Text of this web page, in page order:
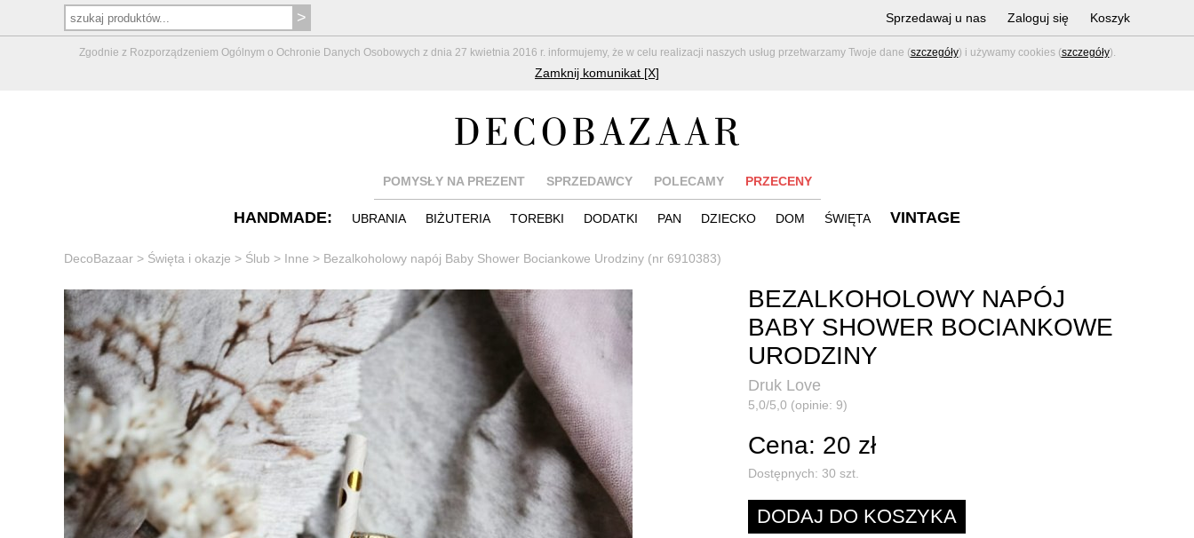
Zgodnie z Rozporządzeniem Ogólnym o Ochronie Danych Osobowych z dnia 27 kwietnia 2016 r. informujemy, że w celu realizacji naszych usług przetwarzamy Twoje dane (szczegóły) i używamy cookies (szczegóły).
Zamknij komunikat [X]
Sprzedawaj u nas Zaloguj się Koszyk
POMYSŁY NA PREZENT SPRZEDAWCY POLECAMY PRZECENY
HANDMADE: UBRANIA BIŻUTERIA TOREBKI DODATKI PAN DZIECKO DOM ŚWIĘTA VINTAGE
DecoBazaar > Święta i okazje > Ślub > Inne > Bezalkoholowy napój Baby Shower Bociankowe Urodziny (nr 6910383)
BEZALKOHOLOWY NAPÓJ
BABY SHOWER BOCIANKOWE
URODZINY
Druk Love
5,0/5,0 (opinie: 9)
Cena: 20 zł
Dostępnych: 30 szt.